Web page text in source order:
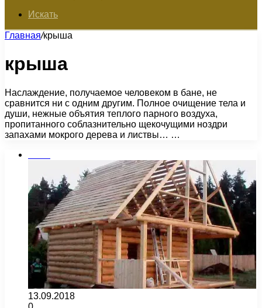
Искать
Главная/крыша
крыша
Наслаждение, получаемое человеком в бане, не
сравнится ни с одним другим. Полное очищение тела и
души, нежные объятия теплого парного воздуха,
пропитанного соблазнительно щекочущими ноздри
запахами мокрого дерева и листвы… …
13.09.2018